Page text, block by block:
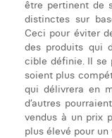
être pertinent de
distinctes sur
Ceci pour éviter
des produits qui
cible définie. Il se
soient plus
qui délivrera en
d’autres
vendus à un prix
plus élevé pour